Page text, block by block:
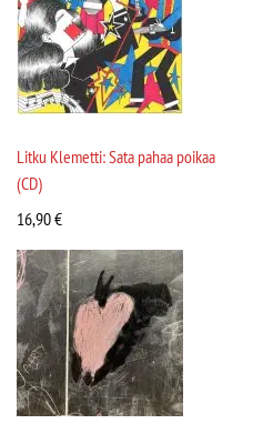
Litku Klemetti: Sata pahaa poikaa
(CD)
16,90€